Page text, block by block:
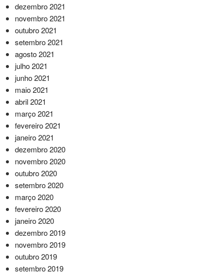
dezembro 2021
novembro 2021
outubro 2021
setembro 2021
agosto 2021
julho 2021
junho 2021
maio 2021
abril 2021
março 2021
fevereiro 2021
janeiro 2021
dezembro 2020
novembro 2020
outubro 2020
setembro 2020
março 2020
fevereiro 2020
janeiro 2020
dezembro 2019
novembro 2019
outubro 2019
setembro 2019